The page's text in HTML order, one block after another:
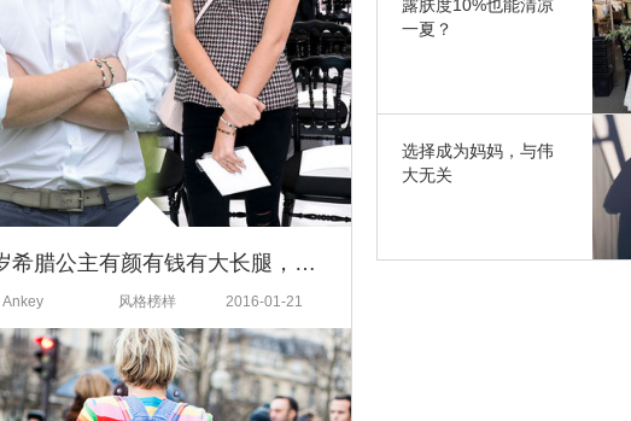
19岁希腊公主有颜有钱有大长腿，被封为头牌皇室IT Girl！传说哈里王子也爱上她！
Ankey 风格榜样 2016-01-21
露肤度10%也能清凉
一夏？
选择成为妈妈，与伟
大无关